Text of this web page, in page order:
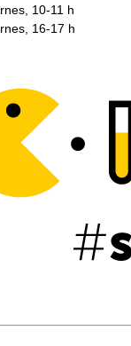
10-11 h
16-17 h